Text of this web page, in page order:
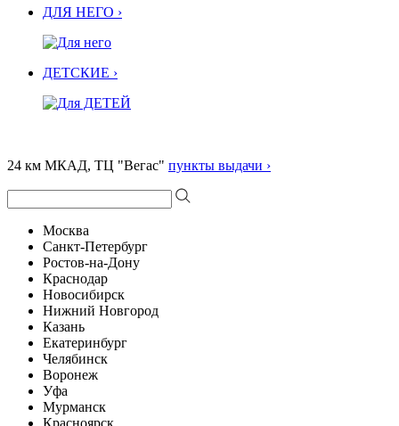
ДЛЯ НЕГО ›
ДЕТСКИЕ ›
24 км МКАД, ТЦ "Вегас" пункты выдачи ›
Москва
Санкт-Петербург
Ростов-на-Дону
Краснодар
Новосибирск
Нижний Новгород
Казань
Екатеринбург
Челябинск
Воронеж
Уфа
Мурманск
Красноярск